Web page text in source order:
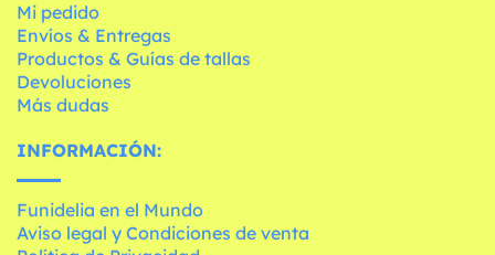
Mi pedido
Envíos & Entregas
Productos & Guías de tallas
Devoluciones
Más dudas
INFORMACIÓN:
Funidelia en el Mundo
Aviso legal y Condiciones de venta